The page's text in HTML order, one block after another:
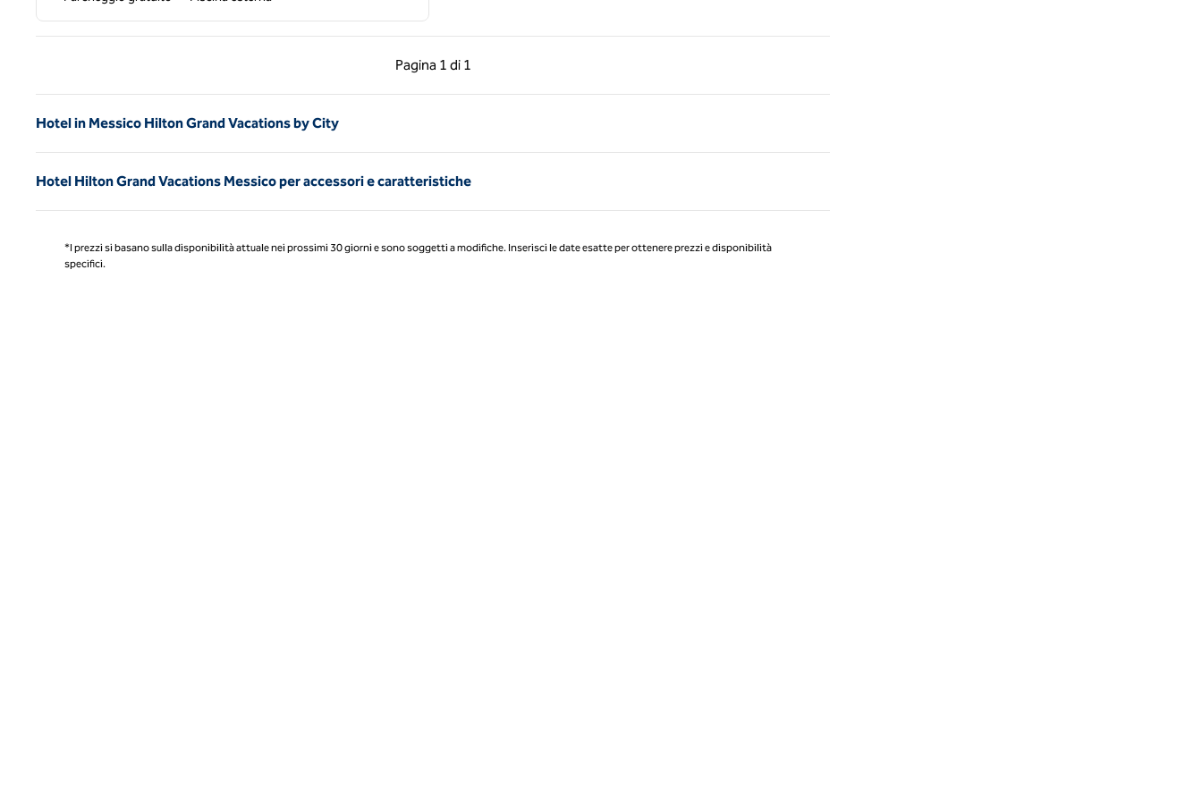
Pagina 1 di 1
Pagina precedente, 1 di 1
Pagina 1 di 1
Hotel in Messico Hilton Grand Vacations by City
Hotel Hilton Grand Vacations Messico per accessori e caratteristiche
*I prezzi si basano sulla disponibilità attuale nei prossimi 30 giorni e sono soggetti a modifiche. Inserisci le date esatte per ottenere prezzi e disponibilità
specifici.